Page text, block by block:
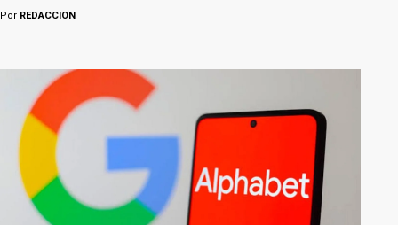
Por REDACCION